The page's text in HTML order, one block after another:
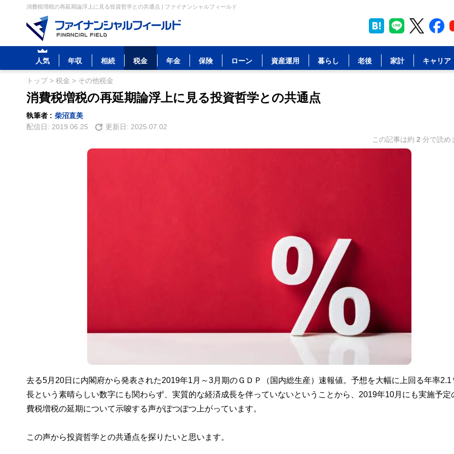
消費税増税の再延期論浮上に見る投資哲学との共通点 | ファイナンシャルフィールド
人気 年収 相続 税金 年金 保険 ローン 資産運用 暮らし 老後 家計 キャリア
トップ> 税金 > その他税金
消費税増税の再延期論浮上に見る投資哲学との共通点
執筆者 : 柴沼直美
配信日: 2019.06.25 更新日: 2025.07.02
この記事は約 2 分で読め
去る5月20日に内閣府から発表された2019年1月～3月期のＧＤＰ（国内総生産）速報値。予想を大幅に上回る年率2.1
長という素晴らしい数字にも関わらず、実質的な経済成長を伴っていないということから、2019年10月にも実施予定
費税増税の延期について示唆する声がぽつぽつ上がっています。
この声から投資哲学との共通点を探りたいと思います。